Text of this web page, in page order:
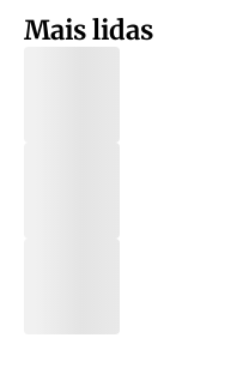
Mais lidas